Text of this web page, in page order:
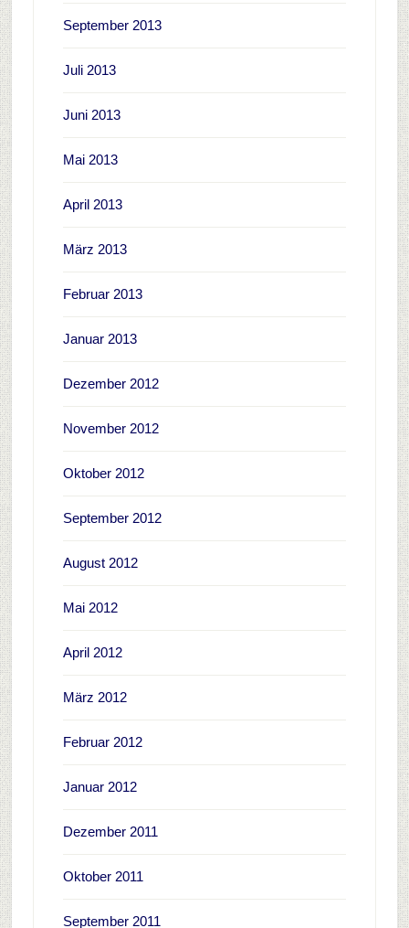
September 2013
Juli 2013
Juni 2013
Mai 2013
April 2013
März 2013
Februar 2013
Januar 2013
Dezember 2012
November 2012
Oktober 2012
September 2012
August 2012
Mai 2012
April 2012
März 2012
Februar 2012
Januar 2012
Dezember 2011
Oktober 2011
September 2011